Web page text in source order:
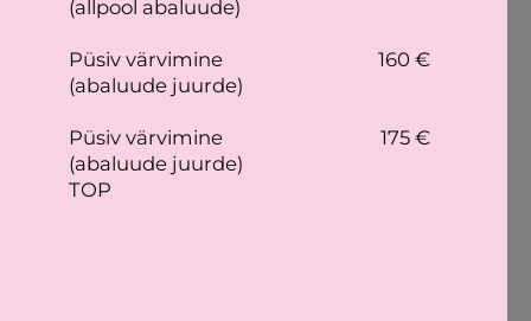
(allpool abaluude)
Püsiv värvimine
(abaluude juurde)
160 €
Püsiv värvimine
(abaluude juurde)
TOP
175 €